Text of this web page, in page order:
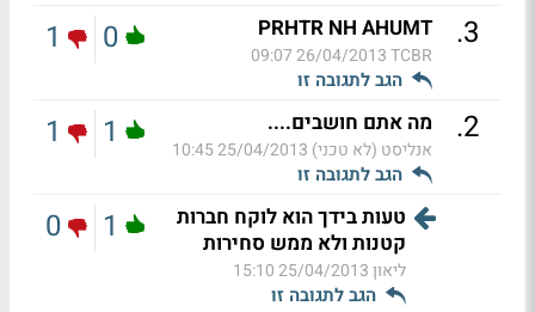
3
.
PRHTR NH AHUMT
TCBR
26/04/2013 09:07
הגב לתגובה זו
0
1
2
. מה אתם חושבים....
אנליסט (לא טכני) 25/04/2013 10:45
הגב לתגובה זו
1
1
טעות בידך הוא לוקח חברות
קטנות ולא ממש סחירות
ליאון25/04/2013 15:10
הגב לתגובה זו
1
0